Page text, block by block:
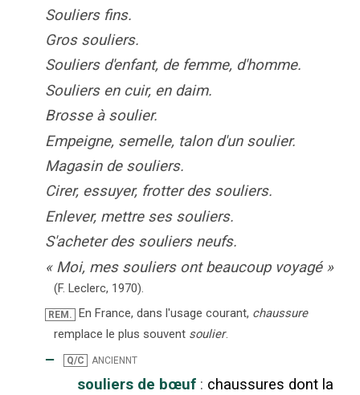
Souliers fins.
Gros souliers.
Souliers d'enfant, de femme, d'homme.
Souliers en cuir, en daim.
Brosse à soulier.
Empeigne, semelle, talon d'un soulier.
Magasin de souliers.
Cirer, essuyer, frotter des souliers.
Enlever, mettre ses souliers.
S'acheter des souliers neufs.
« Moi, mes souliers ont beaucoup voyagé »
(F. Leclerc, 1970).
REM. En France, dans l'usage courant, chaussure
remplace le plus souvent soulier.
‒ Q/C anciennt
souliers de bœuf : chaussures dont la